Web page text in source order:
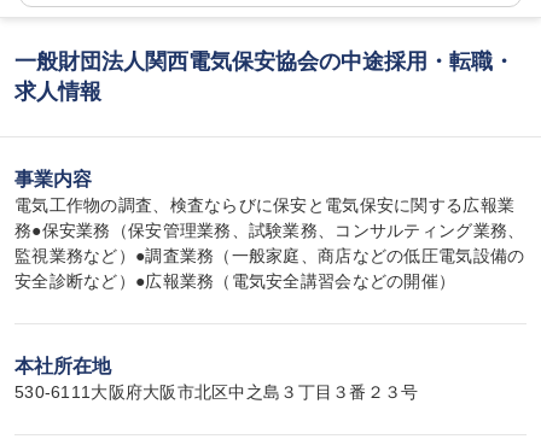
一般財団法人関西電気保安協会の中途採用・転職・
求人情報
事業内容
電気工作物の調査、検査ならびに保安と電気保安に関する広報業
務●保安業務（保安管理業務、試験業務、コンサルティング業務、
監視業務など）●調査業務（一般家庭、商店などの低圧電気設備の
安全診断など）●広報業務（電気安全講習会などの開催）
本社所在地
530-6111大阪府大阪市北区中之島３丁目３番２３号